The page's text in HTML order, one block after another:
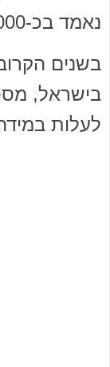
נאמד בכ-100,000 אנשים.
בשנים
בישראל,
לעלות